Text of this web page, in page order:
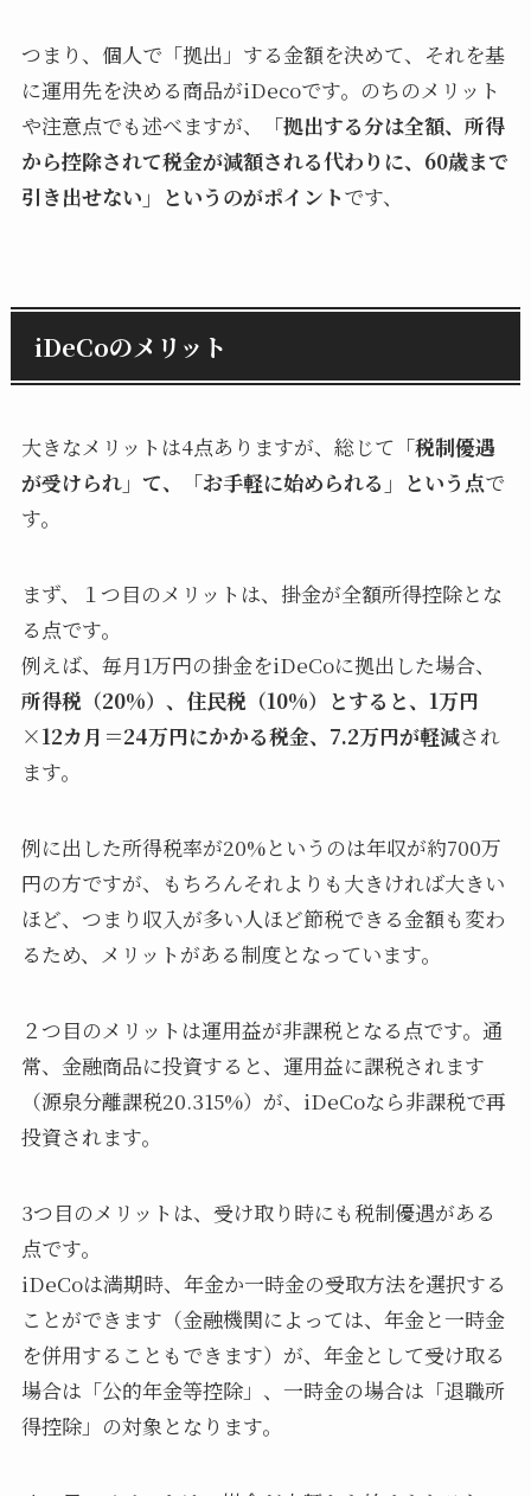
つまり、個人で「拠出」する金額を決めて、それを基
に運用先を決める商品がiDecoです。のちのメリット
や注意点でも述べますが、
「拠出する分は全額、所得
から控除されて税金が減額される代わりに、60歳まで
引き出せない」というのがポイントです、
iDeCoのメリット
大きなメリットは4点ありますが、総じて 「税制優遇
が受けられ」て、「お手軽に始められる」という点で
す。
まず、１つ目のメリットは、掛金が全額所得控除とな
る点です。
例えば、毎月1万円の掛金をiDeCoに拠出した場合、
所得税（20%）、住民税（10%）とすると、1万円
×12カ月＝24万円にかかる税金、7.2万円が軽減され
ます。
例に出した所得税率が20%というのは年収が約700万
円の方ですが、もちろんそれよりも大きければ大きい
ほど、つまり収入が多い人ほど節税できる金額も変わ
るため、メリットがある制度となっています。
２つ目のメリットは運用益が非課税となる点です。通
常、金融商品に投資すると、運用益に課税されます
（源泉分離課税20.315%）が、iDeCoなら非課税で再
投資されます。
3つ目のメリットは、受け取り時にも税制優遇がある
点です。
iDeCoは満期時、年金か一時金の受取方法を選択する
ことができます（金融機関によっては、年金と一時金
を併用することもできます）が、年金として受け取る
場合は「公的年金等控除」、一時金の場合は「退職所
得控除」の対象となります。